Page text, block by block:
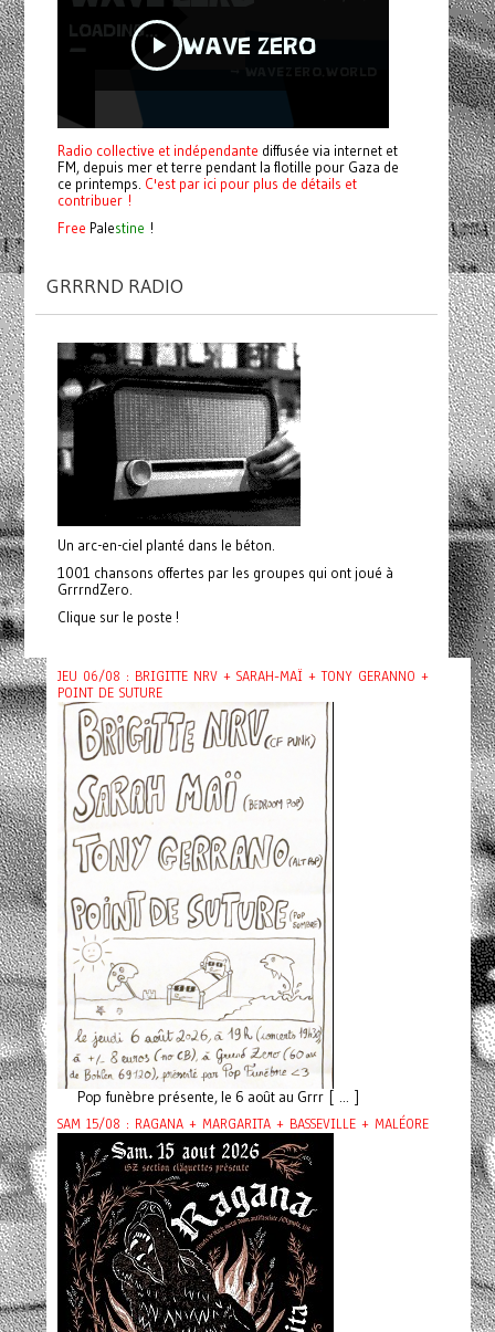
Radio collective et indépendante diffusée via internet et
FM, depuis mer et terre pendant la flotille pour Gaza de
ce printemps. C'est par ici pour plus de détails et
contribuer !
Free Palestine !
GRRRND RADIO
Un arc-en-ciel planté dans le béton.
1001 chansons offertes par les groupes qui ont joué à
GrrrndZero.
Clique sur le poste !
JEU 06/08 : BRIGITTE NRV + SARAH-MAÏ + TONY GERANNO +
POINT DE SUTURE
Pop funèbre présente, le 6 août au Grrr [ ... ]
SAM 15/08 : RAGANA + MARGARITA + BASSEVILLE + MALÉORE